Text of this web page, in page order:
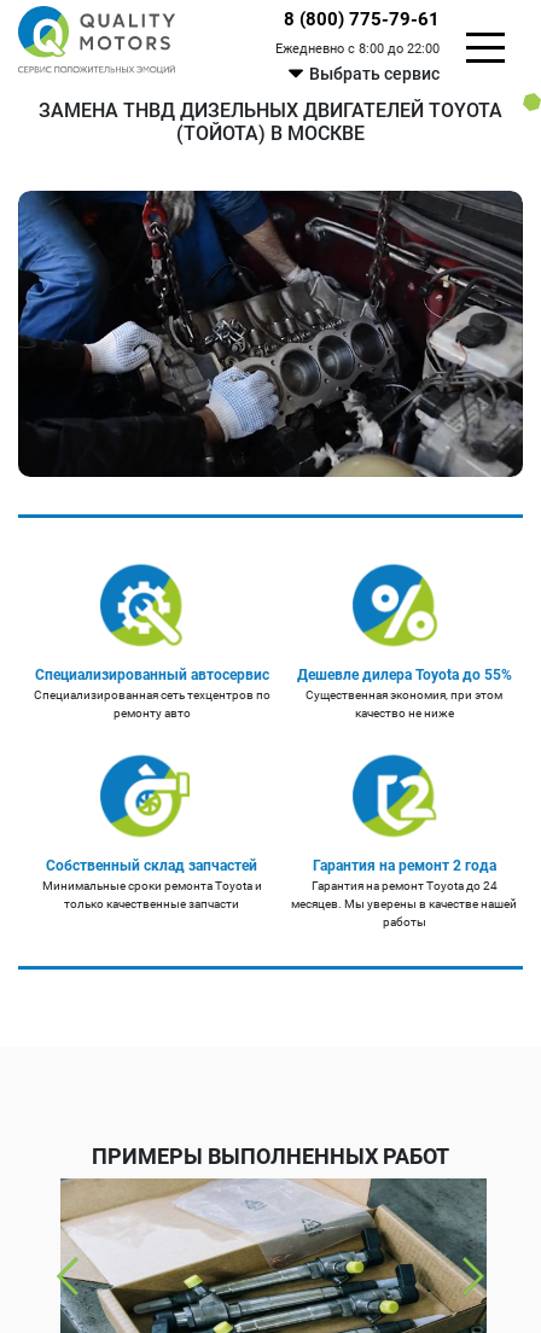
8 (800) 775-79-61
Ежедневно с 8:00 до 22:00
Выбрать сервис
ЗАМЕНА ТНВД ДИЗЕЛЬНЫХ ДВИГАТЕЛЕЙ TOYOTA
(ТОЙОТА) В МОСКВЕ
Специализированный автосервис
Специализированная сеть техцентров по
ремонту авто
Дешевле дилера Toyota до 55%
Существенная экономия, при этом
качество не ниже
Собственный склад запчастей
Минимальные сроки ремонта Toyota и
только качественные запчасти
Гарантия на ремонт 2 года
Гарантия на ремонт Toyota до 24
месяцев. Мы уверены в качестве нашей
работы
ПРИМЕРЫ ВЫПОЛНЕННЫХ РАБОТ